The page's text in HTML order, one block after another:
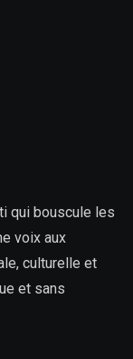
qui bouscule les
voix aux
culturelle et
et sans